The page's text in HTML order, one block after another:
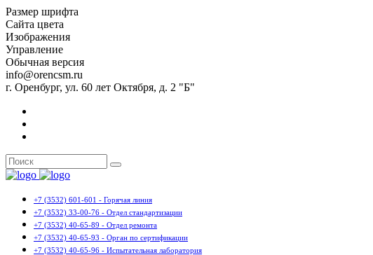
Размер шрифта
Сайта цвета
Изображения
Управление
Обычная версия
info@orencsm.ru
г. Оренбург, ул. 60 лет Октября, д. 2 "Б"
+7 (3532) 601-601 - Горячая линия
+7 (3532) 33-00-76 - Отдел стандартизации
+7 (3532) 40-65-89 - Отдел ремонта
+7 (3532) 40-65-93 - Орган по сертификации
+7 (3532) 40-65-96 - Испытательная лаборатория